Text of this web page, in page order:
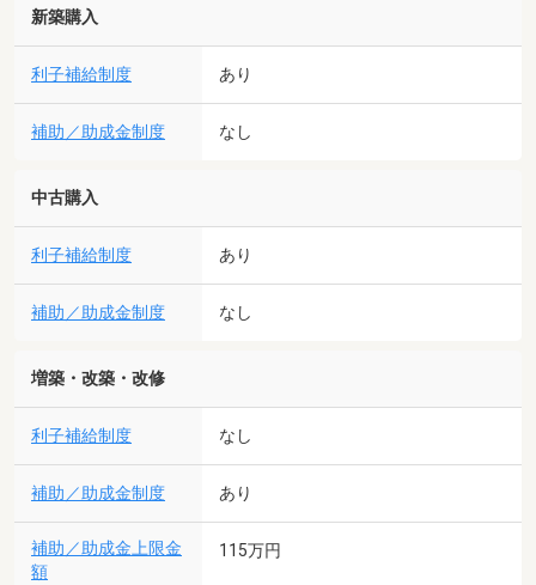
新築購入
利子補給制度 あり
補助／助成金制度 なし
中古購入
利子補給制度 あり
補助／助成金制度 なし
増築・改築・改修
利子補給制度 なし
補助／助成金制度 あり
補助／助成金上限金
額
115万円